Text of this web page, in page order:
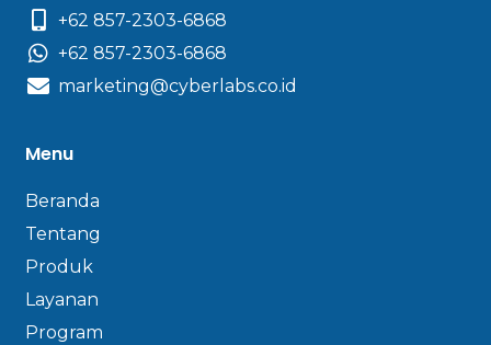
+62 857-2303-6868
+62 857-2303-6868
marketing@cyberlabs.co.id
Menu
Beranda
Tentang
Produk
Layanan
Program